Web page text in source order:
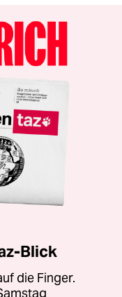
Blick
die Finger.